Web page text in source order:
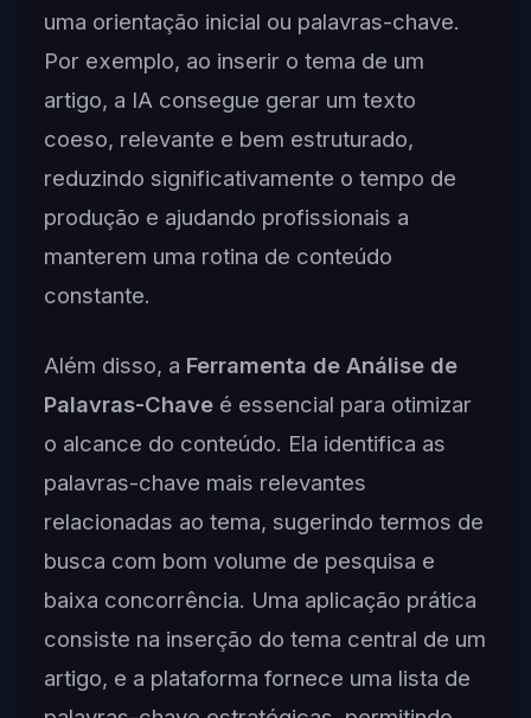
uma orientação inicial ou palavras-chave.
Por exemplo, ao inserir o tema de um
artigo, a IA consegue gerar um texto
coeso, relevante e bem estruturado,
reduzindo significativamente o tempo de
produção e ajudando profissionais a
manterem uma rotina de conteúdo
constante.
Além disso, a Ferramenta de Análise de
Palavras-Chaveé essencial para otimizar
o alcance do conteúdo. Ela identifica as
palavras-chave mais relevantes
relacionadas ao tema, sugerindo termos de
busca com bom volume de pesquisa e
baixa concorrência. Uma aplicação prática
consiste na inserção do tema central de um
artigo, e a plataforma fornece uma lista de